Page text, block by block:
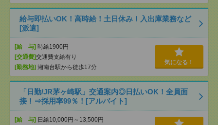
給与即払いOK！高時給！土日休み！入出庫業務など
[派遣]
[給 与] 時給1900円
[交通費]交通費支給有り
[勤務地] 湘南台駅から徒歩17分
気になる！
「日勤/JR茅ヶ崎駅」交通案内◎日払いOK！全員面
接！⇒採用率99％！[アルバイト]
[給 与] 日給10,000円～13,500円